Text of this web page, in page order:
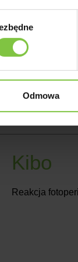
Odmowa
Kibo
Reakcja